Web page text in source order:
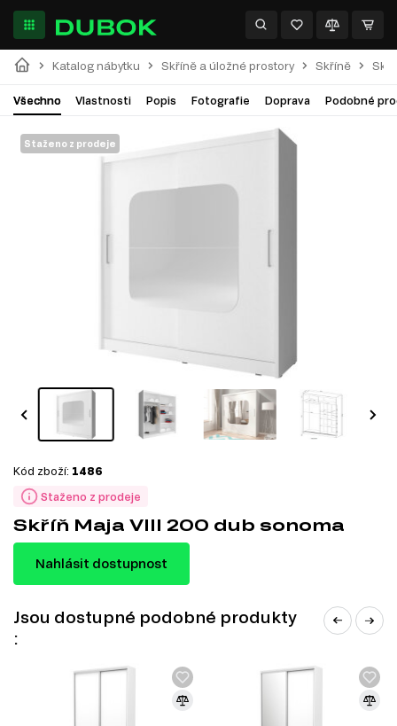
Katalog nábytku Skříně a úložné prostory Skříně
Všechno Vlastnosti Popis Fotografie Doprava Podobné
Staženo z prodeje
Staženo z prodeje
Kód zboží: 1486
Skříň Maja VIII 200 dub sonoma
Nahlásit dostupnost
Jsou dostupné podobné produkty
: